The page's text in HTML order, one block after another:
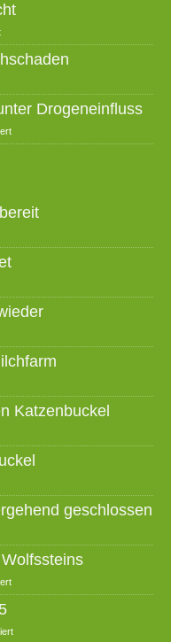
Drogeneinfluss
Katzenbuckel
geschlossen